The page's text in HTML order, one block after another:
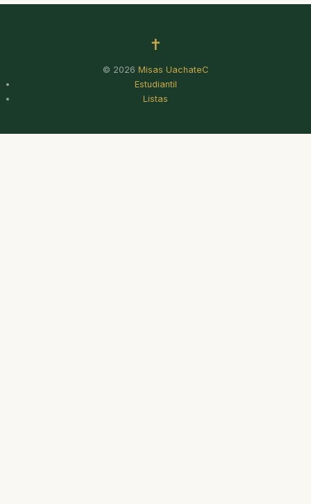
✝
© 2026 Misas UachateC
Estudiantil
Listas